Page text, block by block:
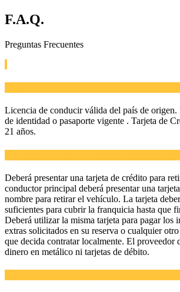
F.A.Q.
Preguntas Frecuentes
Licencia de conducir válida del país de
de identidad o pasaporte vigente . Tarjeta de
21 años.
Deberá presentar una tarjeta de crédito para
conductor principal deberá presentar una
nombre para retirar el vehículo. La tarjeta
suficientes para cubrir la franquicia hasta que
Deberá utilizar la misma tarjeta para pagar los
extras solicitados en su reserva o cualquier
que decida contratar localmente. El proveedor
dinero en metálico ni tarjetas de débito.